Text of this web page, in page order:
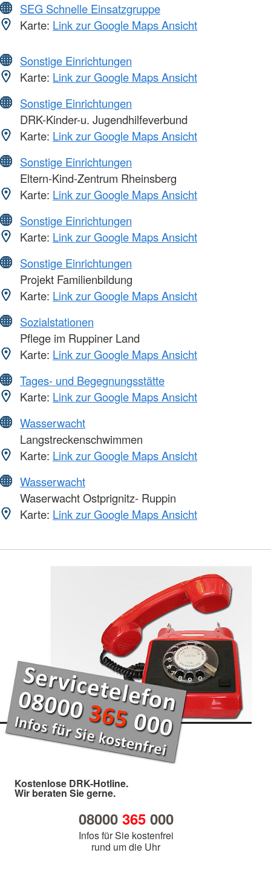
SEG Schnelle Einsatzgruppe
Karte: Link zur Google Maps Ansicht
Sonstige Einrichtungen
Karte: Link zur Google Maps Ansicht
Sonstige Einrichtungen
DRK-Kinder-u. Jugendhilfeverbund
Karte: Link zur Google Maps Ansicht
Sonstige Einrichtungen
Eltern-Kind-Zentrum Rheinsberg
Karte: Link zur Google Maps Ansicht
Sonstige Einrichtungen
Karte: Link zur Google Maps Ansicht
Sonstige Einrichtungen
Projekt Familienbildung
Karte: Link zur Google Maps Ansicht
Sozialstationen
Pflege im Ruppiner Land
Karte: Link zur Google Maps Ansicht
Tages- und Begegnungsstätte
Karte: Link zur Google Maps Ansicht
Wasserwacht
Langstreckenschwimmen
Karte: Link zur Google Maps Ansicht
Wasserwacht
Waserwacht Ostprignitz- Ruppin
Karte: Link zur Google Maps Ansicht
Kostenlose DRK-Hotline.
Wir beraten Sie gerne.
08000 365000
Infos für Sie kostenfrei
rund um die Uhr